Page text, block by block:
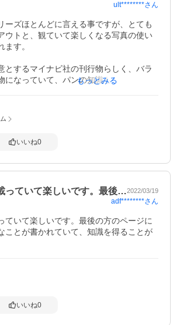
ult********さん
ーズほとんどに言える事ですが、とても
ウトと、観ていて楽しくなる写真の使い
す。
とするマイナビ社の刊行物らしく、バラ
になっていて、パンの知識も得つつ、版
もっとみる
いいね0
っていて楽しいです。最後…2022/03/19
adf********さん
ていて楽しいです。最後の方のページに
ことが書かれていて、知識を得ることが
いいね0